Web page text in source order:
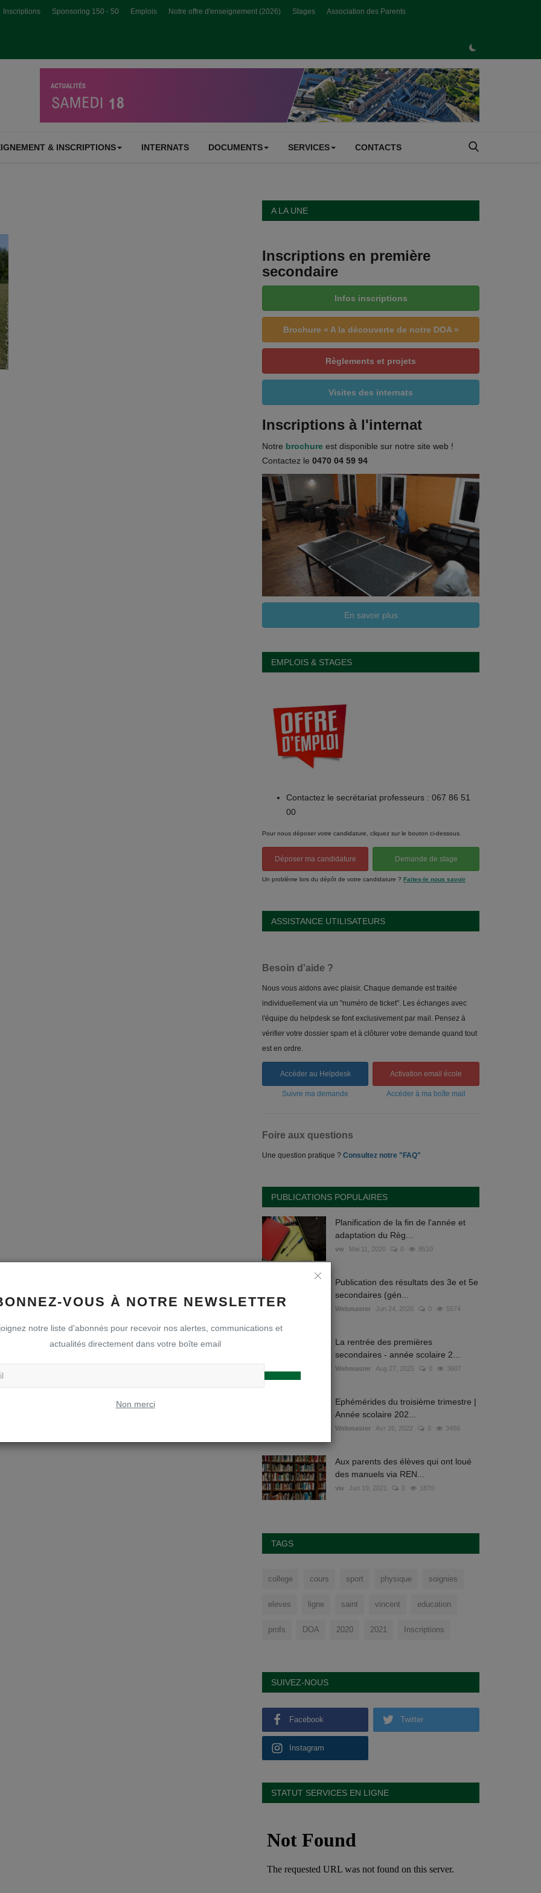
Inscriptions Sponsoring 150 - 50 Emplois Notre offre d'enseignement (2026) Stages Association des Parents
& INSCRIPTIONS INTERNATS DOCUMENTS SERVICES CONTACTS
VOUS À NOTRE NEWSLETTER
notre liste d'abonnés pour recevoir nos alertes, communications et
actualités directement dans votre boîte email
Non merci
A LA UNE
Inscriptions en première
secondaire
Infos inscriptions
Brochure « A la découverte de notre DOA »
Règlements et projets
Visites des internats
Inscriptions à l'internat
Notre brochure est disponible sur notre site web !
Contactez le 0470 04 59 94
En savoir plus
EMPLOIS & STAGES
Contactez le secrétariat professeurs : 067 86 51
00
Pour nous déposer votre candidature, cliquez sur le bouton ci-dessous.
Déposer ma candidature Demande de stage
Un problème lors du dépôt de votre candidature ? Faites-le nous savoir
ASSISTANCE UTILISATEURS
Besoin d'aide ?
Nous vous aidons avec plaisir. Chaque demande est traitée
individuellement via un "numéro de ticket". Les échanges avec
l'équipe du helpdesk se font exclusivement par mail. Pensez à
vérifier votre dossier spam et à clôturer votre demande quand tout
est en ordre.
Accéder au Helpdesk Activation email école
Suivre ma demande Accéder à ma boîte mail
Foire aux questions
Une question pratique ? Consultez notre "FAQ"
PUBLICATIONS POPULAIRES
Planification de la fin de l'année et
adaptation du Règ...
vw Mai 11, 2020 0 8510
Publication des résultats des 3e et 5e
secondaires (gén...
Webmaster Jun 24, 2020 0 5574
La rentrée des premières
secondaires - année scolaire 2...
Webmaster Aug 27, 2025 0 3607
Ephémérides du troisième trimestre |
Année scolaire 202...
Webmaster Avr 26, 2022 0 3456
Aux parents des élèves qui ont loué
des manuels via REN...
vw Jun 19, 2021 0 1870
TAGS
college cours sport physique soignies
eleves ligne saint vincent education
profs DOA 2020 2021 Inscriptions
SUIVEZ-NOUS
Facebook Twitter
Instagram
STATUT SERVICES EN LIGNE